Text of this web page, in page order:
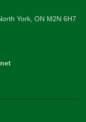
York, ON M2N 6H7